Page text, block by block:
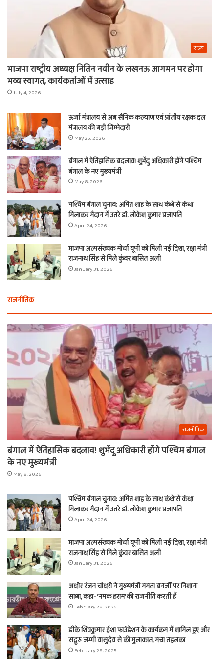
राज्य
भाजपा राष्ट्रीय अध्यक्ष नितिन नवीन के लखनऊ आगमन पर होगा
भव्य स्वागत, कार्यकर्ताओं में उत्साह
July 4, 2026
ऊर्जा मंत्रालय से अब सैनिक कल्याण एवं प्रांतीय रक्षक दल
मंत्रालय की बड़ी जिम्मेदारी
May 25, 2026
बंगाल में ऐतिहासिक बदलाव! शुभेंदु अधिकारी होंगे पश्चिम
बंगाल के नए मुख्यमंत्री
May 8, 2026
पश्चिम बंगाल चुनाव: अमित शाह के साथ कंधे से कंधा
मिलाकर मैदान में उतरे डॉ. लोकेश कुमार प्रजापति
April 24, 2026
भाजपा अल्पसंख्यक मोर्चा यूपी को मिली नई दिशा, रक्षा मंत्री
राजनाथ सिंह से मिले कुंवर बासित अली
January 31, 2026
राजनीतिक
राजनीतिक
बंगाल में ऐतिहासिक बदलाव! शुभेंदु अधिकारी होंगे पश्चिम बंगाल
के नए मुख्यमंत्री
May 8, 2026
पश्चिम बंगाल चुनाव: अमित शाह के साथ कंधे से कंधा
मिलाकर मैदान में उतरे डॉ. लोकेश कुमार प्रजापति
April 24, 2026
भाजपा अल्पसंख्यक मोर्चा यूपी को मिली नई दिशा, रक्षा मंत्री
राजनाथ सिंह से मिले कुंवर बासित अली
January 31, 2026
अधीर रंजन चौधरी ने मुख्यमंत्री ममता बनर्जी पर निशाना
साधा, कहा- ‘नमक हराम’ की राजनीति करती हैं
February 28, 2025
डीके शिवकुमार ईशा फाउंडेशन के कार्यक्रम में शामिल हुए और
सद्गुरु जग्गी वासुदेव से की मुलाकात, मचा तहलका
February 28, 2025